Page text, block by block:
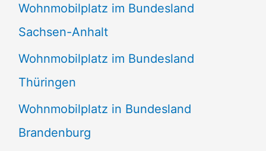
Wohnmobilplatz im Bundesland
Sachsen-Anhalt
Wohnmobilplatz im Bundesland
Thüringen
Wohnmobilplatz in Bundesland
Brandenburg